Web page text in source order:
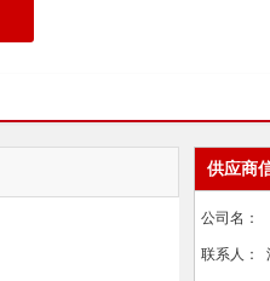
供应商
公司名：
联系人：